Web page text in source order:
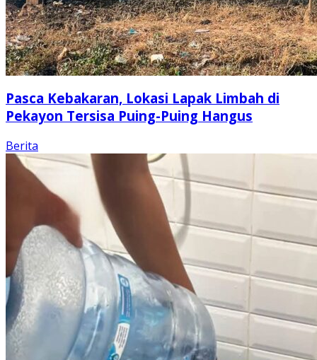
Pasca Kebakaran, Lokasi Lapak Limbah di
Pekayon Tersisa Puing-Puing Hangus
Berita